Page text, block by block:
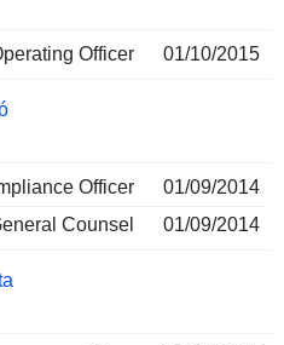
Officer 01/10/2015
Officer
01/09/2014
Counsel
01/09/2014